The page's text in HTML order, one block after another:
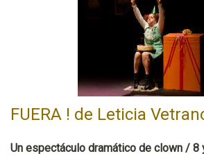
FUERA ! de Leticia
Un espectáculo dramático de clown / 8